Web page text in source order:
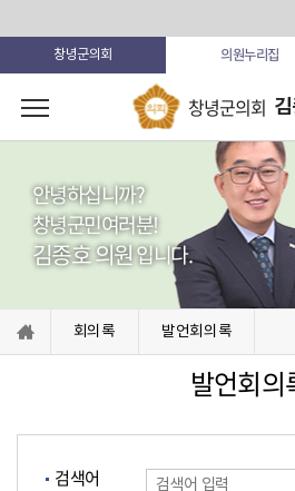
창녕군의회 의원누리집
창녕군의회
안녕하십니까?
창녕군민여러분!
김종호 의원입니다.
회의록 발언회의록
발언회의
검색어